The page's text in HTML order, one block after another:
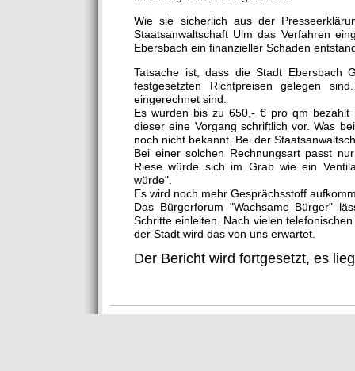
Wie sie sicherlich aus der
Staatsanwaltschaft Ulm das Verfahren
Ebersbach ein finanzieller Schaden
Tatsache ist, dass die Stadt Ebersbach
festgesetzten Richtpreisen gelegen
eingerechnet sind.
Es wurden bis zu 650,- € pro qm
dieser eine Vorgang schriftlich vor. Was
noch nicht bekannt. Bei der
Bei einer solchen Rechnungsart passt
Riese würde sich im Grab wie ein
würde".
Es wird noch mehr Gesprächsstoff
Das Bürgerforum "Wachsame Bürger"
Schritte einleiten. Nach vielen
der Stadt wird das von uns erwartet.
Der Bericht wird fortgesetzt, es